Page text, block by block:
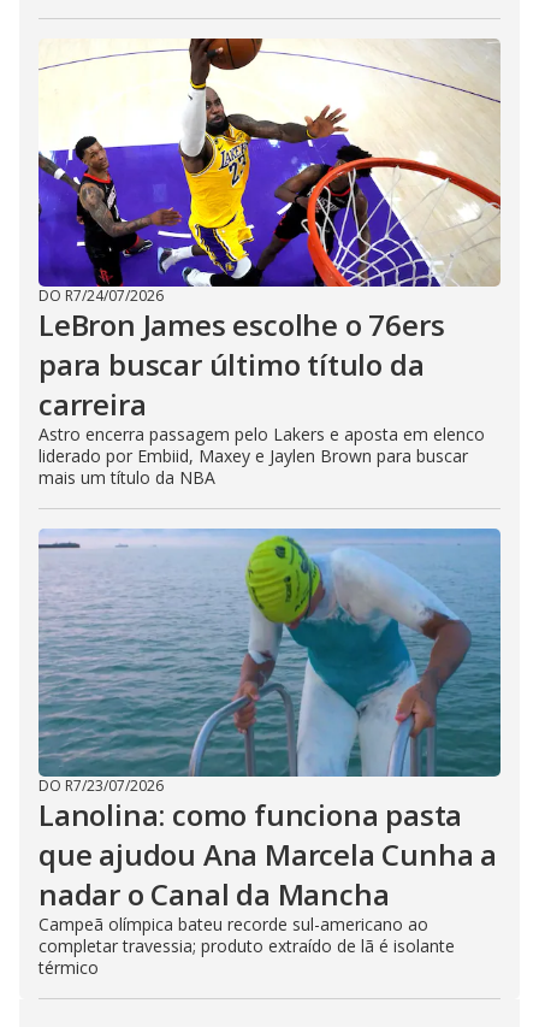
DO R7/24/07/2026
LeBron James escolhe o 76ers
para buscar último título da
carreira
Astro encerra passagem pelo Lakers e aposta em elenco
liderado por Embiid, Maxey e Jaylen Brown para buscar
mais um título da NBA
DO R7/23/07/2026
Lanolina: como funciona pasta
que ajudou Ana Marcela Cunha a
nadar o Canal da Mancha
Campeã olímpica bateu recorde sul-americano ao
completar travessia; produto extraído de lã é isolante
térmico